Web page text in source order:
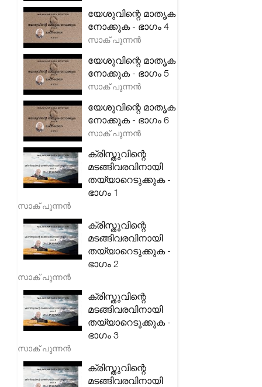
യേശുവിന്റെ മാതൃക
നോക്കുക - ഭാഗം 4
സാക് പുന്നൻ
യേശുവിന്റെ മാതൃക
നോക്കുക - ഭാഗം 5
സാക് പുന്നൻ
യേശുവിന്റെ മാതൃക
നോക്കുക - ഭാഗം 6
സാക് പുന്നൻ
ക്രിസ്തുവിന്റെ
മടങ്ങിവരവിനായി
തയ്യാറെടുക്കുക -
ഭാഗം 1
സാക് പുന്നൻ
ക്രിസ്തുവിന്റെ
മടങ്ങിവരവിനായി
തയ്യാറെടുക്കുക -
ഭാഗം 2
സാക് പുന്നൻ
ക്രിസ്തുവിന്റെ
മടങ്ങിവരവിനായി
തയ്യാറെടുക്കുക -
ഭാഗം 3
സാക് പുന്നൻ
ക്രിസ്തുവിന്റെ
മടങ്ങിവരവിനായി